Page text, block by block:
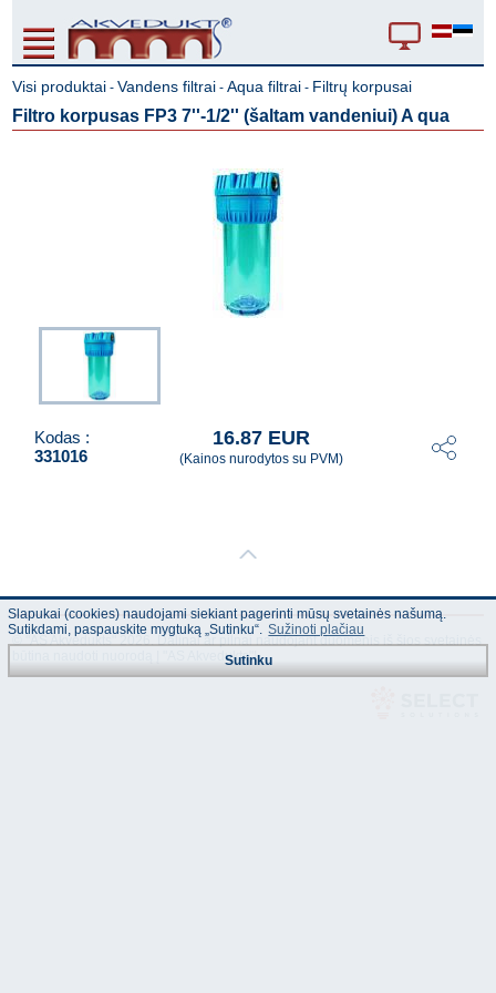
Visi produktai -Vandens filtrai -Aqua filtrai - Filtrų korpusai
Filtro korpusas FP3 7''-1/2'' (šaltam vandeniui) A qua
Kodas :
331016
16.87 EUR
(Kainos nurodytos su PVM)
© "AS Akvedukts" 2026. Dalinai ar pilnai naudojant duomenis iš šios svetainės
būtina naudoti nuorodą Į "AS Akvedukts"!
Slapukai (cookies) naudojami siekiant pagerinti mūsų svetainės našumą.
Sutikdami, paspauskite mygtuką „Sutinku“. Sužinoti plačiau
Sutinku